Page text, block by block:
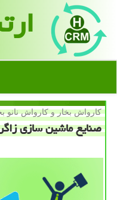
كارواش بخار و كارواش نانو
صنایع ماشین سازی